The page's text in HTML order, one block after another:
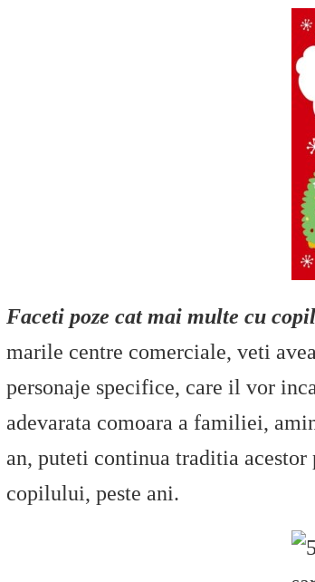
Faceti poze cat mai multe cu
marile centre comerciale, veti
personaje specifice, care il vor
adevarata comoara a familiei,
an, puteti continua traditia
copilului, peste ani.